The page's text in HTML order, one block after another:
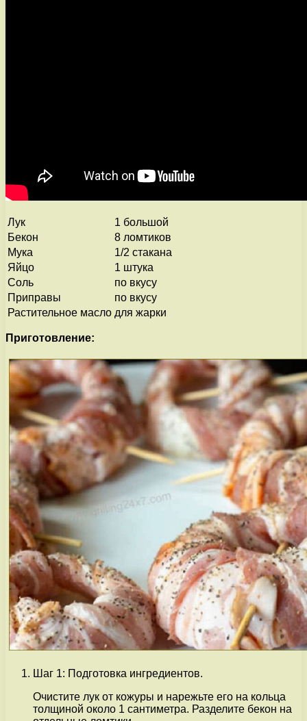
Лук
1 большой
Бекон
8 ломтиков
Мука
1/2 стакана
Яйцо
1 штука
Соль
по вкусу
Приправы
по вкусу
Растительное масло для жарки
Приготовление:
Шаг 1: Подготовка ингредиентов.
Очистите лук от кожуры и нарежьте его на кольца
толщиной около 1 сантиметра. Разделите бекон на